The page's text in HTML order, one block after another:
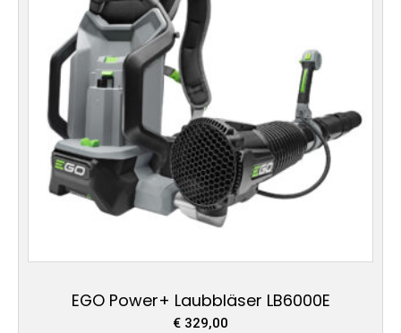
EGO Power+ Laubbläser LB6000E
€ 329,00